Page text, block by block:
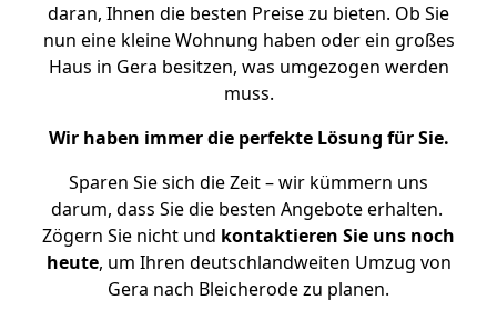
daran, Ihnen die besten Preise zu bieten. Ob Sie
nun eine kleine Wohnung haben oder ein großes
Haus in Gera besitzen, was umgezogen werden
muss.
Wir haben immer die perfekte Lösung für Sie.
Sparen Sie sich die Zeit – wir kümmern uns
darum, dass Sie die besten Angebote erhalten.
Zögern Sie nicht und kontaktieren Sie uns noch
heute, um Ihren deutschlandweiten Umzug von
Gera nach Bleicherode zu planen.